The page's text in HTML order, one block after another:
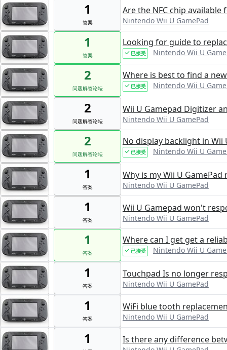
1
答案
Are the NFC chip available
Nintendo Wii U GamePad
1
答案
Looking for guide to
已接受 Nintendo Wii U
2
问题解答论坛
Where is best to find a
已接受 Nintendo Wii U
2
问题解答论坛
Wii U Gamepad Digitizer
Nintendo Wii U GamePad
2
问题解答论坛
No display backlight in Wii
已接受 Nintendo Wii U
1
答案
Why is my Wii U
Nintendo Wii U GamePad
1
答案
Wii U Gamepad won't
Nintendo Wii U GamePad
1
答案
Where can I get get a
已接受 Nintendo Wii U
1
答案
Touchpad Is no longer
Nintendo Wii U GamePad
1
答案
WiFi blue tooth
Nintendo Wii U GamePad
1 Is there any difference